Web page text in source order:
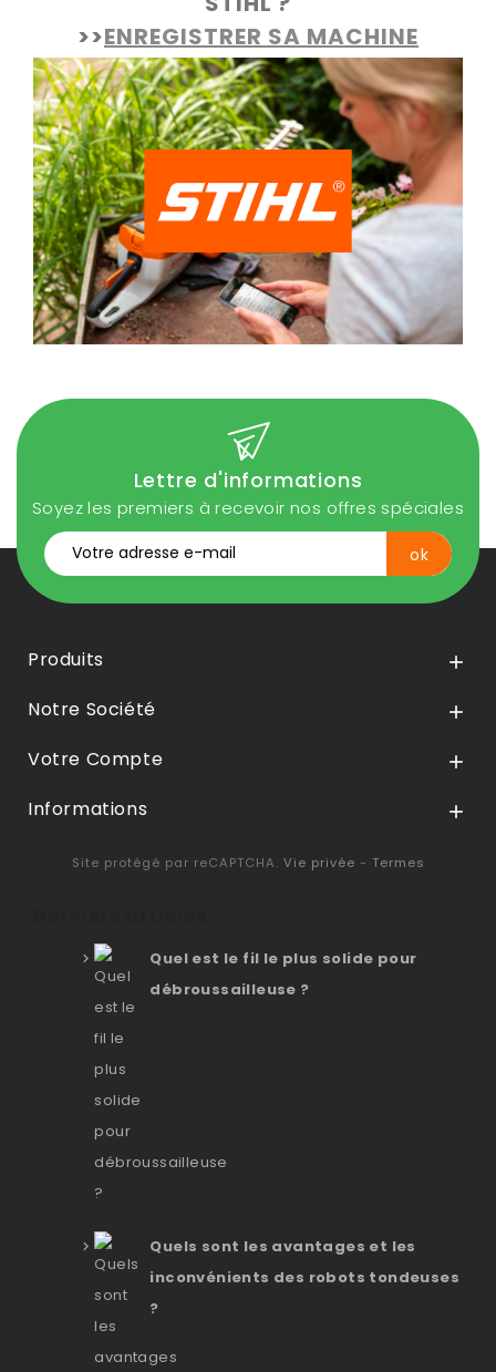
>>ENREGISTRER SA MACHINE
Lettre d'informations
Soyez les premiers à recevoir nos offres spéciales
Produits 
Notre Société 
Votre Compte 
Informations 
Site protégé par reCAPTCHA. Vie privée - Termes
Quel est le fil le plus solide pour
débroussailleuse ?
Quels sont les avantages et les
inconvénients des robots tondeuses
?